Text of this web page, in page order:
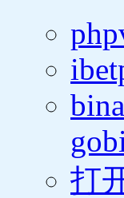
打